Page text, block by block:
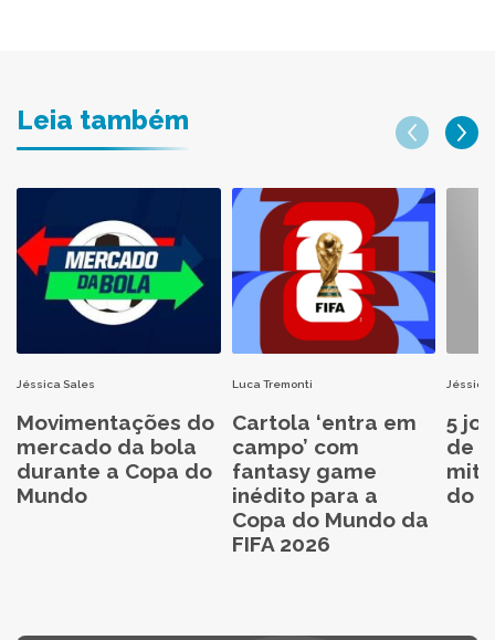
Leia também
Jéssica Sales
Movimentações do
mercado da bola
durante a Copa do
Mundo
Luca Tremonti
Cartola ‘entra em
campo’ com
fantasy game
inédito para a
Copa do Mundo da
FIFA 2026
Jéssica
5
de
do